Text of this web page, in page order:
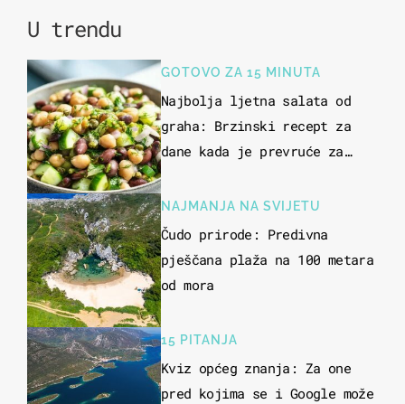
U trendu
GOTOVO ZA 15 MINUTA
Najbolja ljetna salata od
graha: Brzinski recept za
dane kada je prevruće za
NAJMANJA NA SVIJETU
Čudo prirode: Predivna
pješčana plaža na 100 metara
od mora
15 PITANJA
Kviz općeg znanja: Za one
pred kojima se i Google može